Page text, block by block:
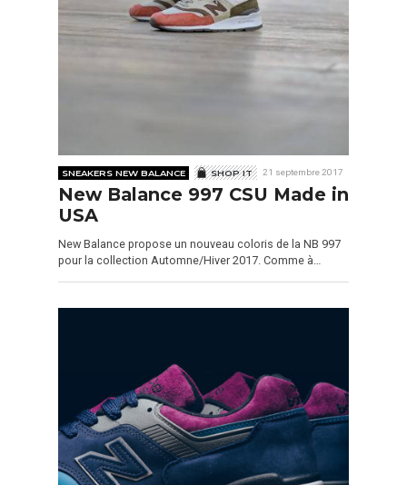
SNEAKERS NEW BALANCE SHOP IT 21 septembre 2017
New Balance 997 CSU Made in
USA
New Balance propose un nouveau coloris de la NB 997
pour la collection Automne/Hiver 2017. Comme à…